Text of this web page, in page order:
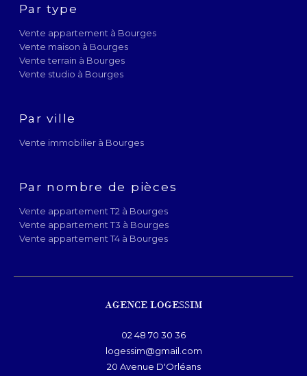
Par type
Vente appartement à Bourges
Vente maison à Bourges
Vente terrain à Bourges
Vente studio à Bourges
Par ville
Vente immobilier à Bourges
Par nombre de pièces
Vente appartement T2 à Bourges
Vente appartement T3 à Bourges
Vente appartement T4 à Bourges
AGENCE LOGESSIM
02 48 70 30 36
logessim@gmail.com
20 Avenue D'Orléans